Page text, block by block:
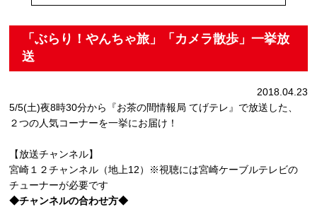
「ぶらり！やんちゃ旅」「カメラ散歩」一挙放
送
2018.04.23
5/5(土)夜8時30分から『お茶の間情報局 てげテレ』で放送した、
２つの人気コーナーを一挙にお届け！
【放送チャンネル】
宮崎１２チャンネル（地上12）※視聴には宮崎ケーブルテレビの
チューナーが必要です
◆チャンネルの合わせ方◆